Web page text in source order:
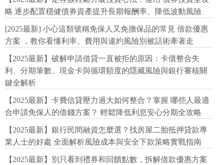
略 逐步配置穩健債券資產提升長期報酬率、降低波動風險
[2025最新] 小心這類號稱免保人又免擔保品的常見 借款優惠
方案 ，教你看懂利率、費用與違約風險別被話術牽著走
【2025最新】破解申請借貸一直被拒的原因：卡債整合失
利、分期筆數、現金卡與循環額度的隱藏風險與銀行審核關
鍵全解析
【2025最新】卡費信貸壓力過大如何整合？掌握 哪些人最適
合申請免保人的借錢方案？ 輕鬆降低利息安心分期全攻略
【2025最新】銀行民間融資怎麼選？找房屋二胎抵押貸款專
業人士的好處 全面解析風險成本與安全下款策略實戰指南
【2025最新】別只看到禮券和回饋點數，拆解借款優惠方案